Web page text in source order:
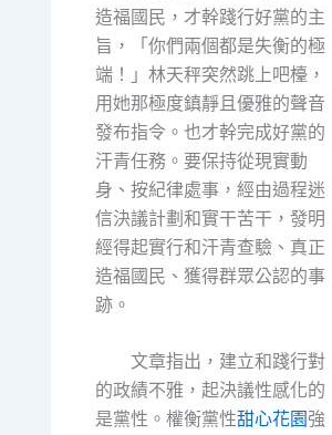
造福國民，才幹踐行好黨的主
旨，「你們兩個都是失衡的極
端！」林天秤突然跳上吧檯，
用她那極度鎮靜且優雅的聲音
發布指令。也才幹完成好黨的
汗青任務。要保持從現實動
身、按紀律處事，經由過程迷
信決議計劃和實干苦干，發明
經得起實行和汗青查驗、真正
造福國民、獲得群眾公認的事
跡。
文章指出，建立和踐行對
的政績不雅，起決議性感化的
是黨性。權衡黨性甜心花園強